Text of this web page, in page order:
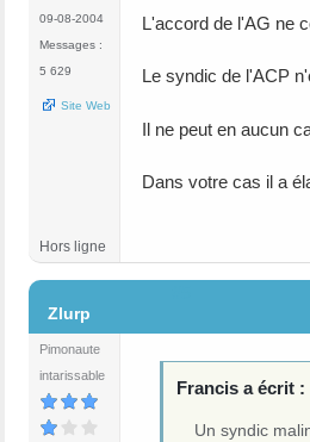
09-08-2004
Messages :
5 629
Site Web
L'accord de l'AG ne
Le syndic de l'ACP
Il ne peut en aucun
Dans votre cas il a
Hors ligne
Zlurp
Pimonaute
intarissable
Francis a écrit :
Un syndic